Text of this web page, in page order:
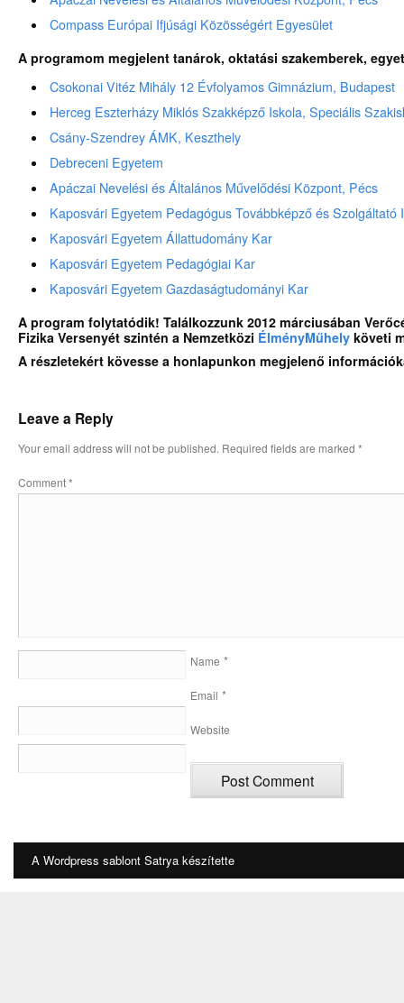
Compass Európai Ifjúsági Közösségért Egyesület
A programom megjelent tanárok, oktatási szakemberek,
Csokonai Vitéz Mihály 12 Évfolyamos Gimnázium, Budapest
Herceg Eszterházy Miklós Szakképző Iskola, Speciális
Csány-Szendrey ÁMK, Keszthely
Debreceni Egyetem
Apáczai Nevelési és Általános Művelődési Központ, Pécs
Kaposvári Egyetem Pedagógus Továbbképző és Szolgáltató
Kaposvári Egyetem Állattudomány Kar
Kaposvári Egyetem Pedagógiai Kar
Kaposvári Egyetem Gazdaságtudományi Kar
A program folytatódik! Találkozzunk 2012 márciusában
Fizika Versenyét szintén a Nemzetközi ÉlményMűhely követi
A részletekért kövesse a honlapunkon megjelenő
Leave a Reply
Your email address will not be published. Required fields are marked *
Comment*
Name *
Email *
Website
A Wordpress sablont Satrya készítette